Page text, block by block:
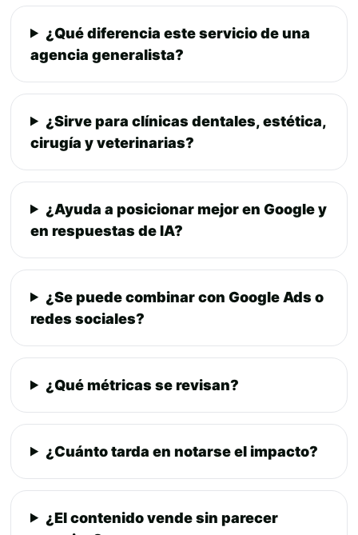
¿Qué diferencia este servicio de una
agencia generalista?
¿Sirve para clínicas dentales, estética,
cirugía y veterinarias?
¿Ayuda a posicionar mejor en Google y
en respuestas de IA?
¿Se puede combinar con Google Ads o
redes sociales?
¿Qué métricas se revisan?
¿Cuánto tarda en notarse el impacto?
¿El contenido vende sin parecer